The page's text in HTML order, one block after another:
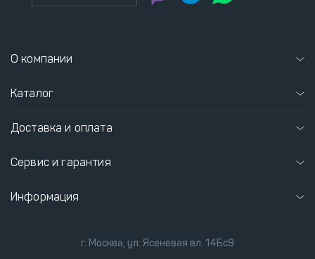
О компании
Каталог
Доставка и оплата
Сервис и гарантия
Информация
г. Москва, ул. Ясеневая вл. 14Бс9